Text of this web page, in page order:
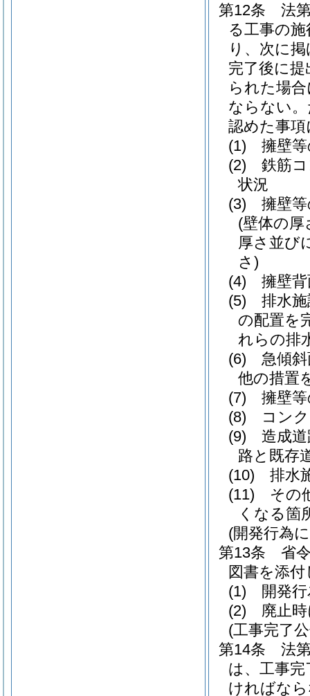
第12条
法
る工事の
り、次に
完了後に
られた場
ならない。
認めた事
(1)
擁壁
(2)
鉄筋
状況
(3)
擁壁
(壁体の
厚さ並び
さ)
(4)
擁壁
(5)
排水
の配置を
れらの排
(6)
急傾
他の措置
(7)
擁壁
(8)
コン
(9)
造成
路と既存
(10)
排水
(11)
その
くなる箇
(開発行為
第13条
省
図書を添
(1)
開発
(2)
廃止
(工事完了
第14条
法
は、工事完
ければな